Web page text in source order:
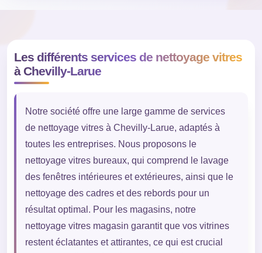
Les différents services de nettoyage vitres
à Chevilly-Larue
Notre société offre une large gamme de services
de nettoyage vitres à Chevilly-Larue, adaptés à
toutes les entreprises. Nous proposons le
nettoyage vitres bureaux, qui comprend le lavage
des fenêtres intérieures et extérieures, ainsi que le
nettoyage des cadres et des rebords pour un
résultat optimal. Pour les magasins, notre
nettoyage vitres magasin garantit que vos vitrines
restent éclatantes et attirantes, ce qui est crucial